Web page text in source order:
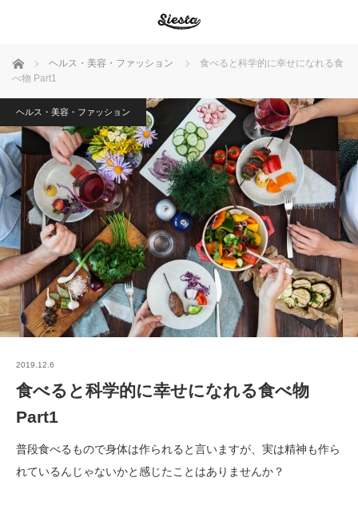
ホーム ヘルス・美容・ファッション
食べると科学的に幸せになれる食
べ物 Part1
ヘルス・美容・ファッション
2019.12.6
食べると科学的に幸せになれる食べ物
Part1
普段食べるもので身体は作られると言いますが、実は精神も作ら
れているんじゃないかと感じたことはありませんか？